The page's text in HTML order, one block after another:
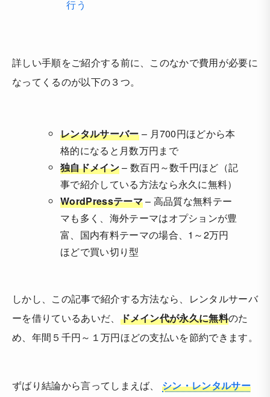
行う
詳しい手順をご紹介する前に、このなかで費用が必要に
なってくるのが以下の３つ。
レンタルサーバー– 月700円ほどから本
格的になると月数万円まで
独自ドメイン– 数百円～数千円ほど（記
事で紹介している方法なら永久に無料）
WordPressテーマ– 高品質な無料テー
マも多く、海外テーマはオプションが豊
富、国内有料テーマの場合、1～2万円
ほどで買い切り型
しかし、この記事で紹介する方法なら、レンタルサーバ
ーを借りているあいだ、 ドメイン代が永久に無料のた
め、年間５千円～１万円ほどの支払いを節約できます。
ずばり結論から言ってしまえば、シン・レンタルサー